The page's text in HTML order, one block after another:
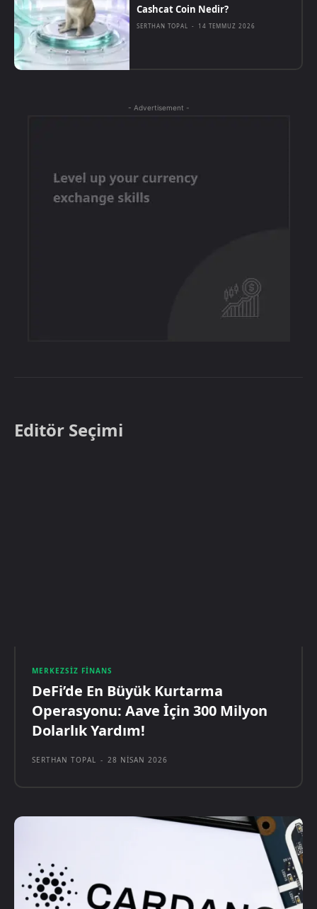
Cashcat Coin Nedir?
SERTHAN TOPAL - 14 TEMMUZ 2026
- Advertisement -
Editör Seçimi
MERKEZSIZ FINANS
DeFi’de En Büyük Kurtarma
Operasyonu: Aave İçin 300 Milyon
Dolarlık Yardım!
SERTHAN TOPAL - 28 NISAN 2026